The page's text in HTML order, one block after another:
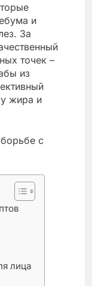
и
За
точек –
из
жира и
лица